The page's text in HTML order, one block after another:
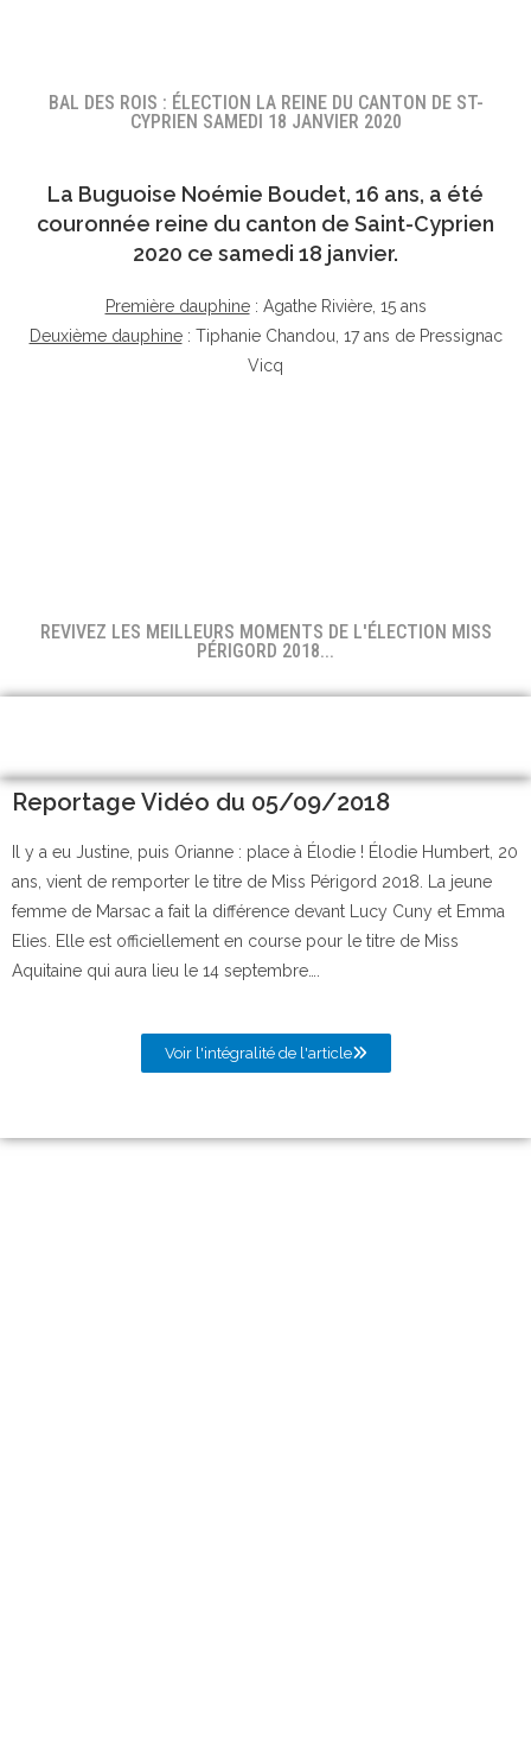
BAL DES ROIS : ÉLECTION LA REINE DU CANTON DE ST-
CYPRIEN SAMEDI 18 JANVIER 2020
La Buguoise Noémie Boudet, 16 ans, a été
couronnée reine du canton de Saint-Cyprien
2020 ce samedi 18 janvier.
Première dauphine: Agathe Rivière, 15 ans
Deuxième dauphine: Tiphanie Chandou, 17 ans de Pressignac
Vicq
REVIVEZ LES MEILLEURS MOMENTS DE L'ÉLECTION MISS
PÉRIGORD 2018...
Reportage Vidéo du 05/09/2018
Il y a eu Justine, puis Orianne : place à Élodie ! Élodie Humbert, 20
ans, vient de remporter le titre de Miss Périgord 2018. La jeune
femme de Marsac a fait la différence devant Lucy Cuny et Emma
Elies. Elle est officiellement en course pour le titre de Miss
Aquitaine qui aura lieu le 14 septembre….
Voir l'intégralité de l'article